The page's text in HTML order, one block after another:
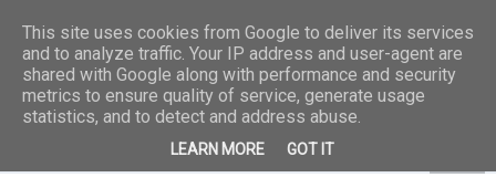
styranews.gr
Ειδήσεις-Γεγονότα-Επικαιρότητα
This site uses cookies from Google to deliver its services
and to analyze traffic. Your IP address and user-agent are
shared with Google along with performance and security
metrics to ensure quality of service, generate usage
statistics, and to detect and address abuse.
LEARN MORE GOT IT